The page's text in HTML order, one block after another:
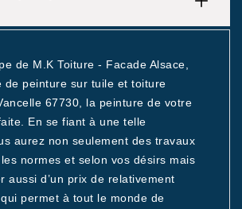
de M.K Toiture - Facade Alsace,
de peinture sur tuile et toiture
67730, la peinture de votre
En se fiant à une telle
aurez non seulement des travaux
normes et selon vos désirs mais
aussi d’un prix de relativement
permet à tout le monde de